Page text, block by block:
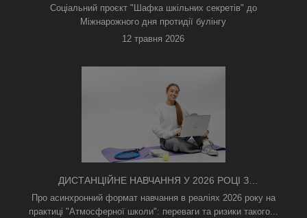
З'ЯВИЛИСЯ В КИЄВІ
Соціальний проєкт "Шафка шкільних секретів" до
Міжнарожного дня протидії булінгу
12 травня 2026
ДИСТАНЦІЙНЕ НАВЧАННЯ У 2026 РОЦІ З
ТРИВОГАМИ ТА БЕЗ СВІТЛА: ЯК АСИНХРОННИЙ
ФОРМАТ РЯТУЄ ОСВІТНІЙ ПРОЦЕС
Про асинхронний формат навчання в реаліях 2026 року на
практиці "Атмосферної школи": переваги та ризики такого...